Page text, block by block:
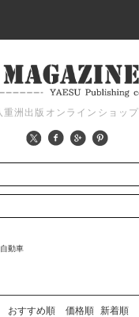
重洲出版オンラインショップ
自動車
おすすめ順 価格順 新着順